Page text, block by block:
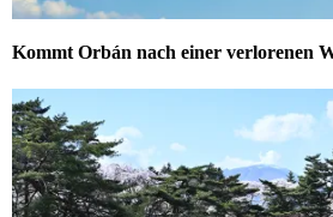
Kommt Orbán nach einer verlorenen